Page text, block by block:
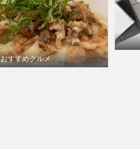
おすすめグルメ